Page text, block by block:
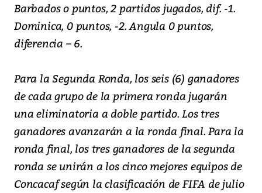
Barbados o puntos, 2 partidos jugados, dif. -1.
Dominica, 0 puntos, -2. Angula 0 puntos,
diferencia – 6.
Para la Segunda Ronda, los seis (6) ganadores
de cada grupo de la primera ronda jugarán
una eliminatoria a doble partido. Los tres
ganadores avanzarán a la ronda final. Para la
ronda final, los tres ganadores de la segunda
ronda se unirán a los cinco mejores equipos de
Concacaf según la clasificación de FIFA de julio